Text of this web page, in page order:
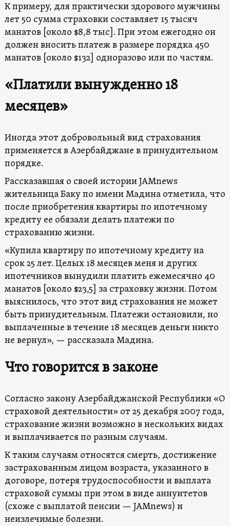
К примеру, для практически здорового мужчины
лет 50 сумма страховки составляет 15 тысяч
манатов [около $8,8 тыс]. При этом ежегодно он
должен вносить платеж в размере порядка 450
манатов [около $132] одноразово или по частям.
«Платили вынужденно 18
месяцев»
Иногда этот добровольный вид страхования
применяется в Азербайджане в принудительном
порядке.
Рассказавшая о своей истории JAMnews
жительница Баку по имени Мадина отметила, что
после приобретения квартиры по ипотечному
кредиту ее обязали делать платежи по
страхованию жизни.
«Купила квартиру по ипотечному кредиту на
срок 25 лет. Целых 18 месяцев меня и других
ипотечников вынудили платить ежемесячно 40
манатов [около $23,5] за страховку жизни. Потом
выяснилось, что этот вид страхования не может
быть принудительным. Платежи остановили, но
выплаченные в течение 18 месяцев деньги никто
не вернул», — рассказала Мадина.
Что говорится в законе
Согласно закону Азербайджанской Республики «О
страховой деятельности» от 25 декабря 2007 года,
страхование жизни возможно в нескольких видах
и выплачивается по разным случаям.
К таким случаям относятся смерть, достижение
застрахованным лицом возраста, указанного в
договоре, потеря трудоспособности и выплата
страховой суммы при этом в виде аннуитетов
(схоже с выплатой пенсии — JAMnews) и
неизлечимые болезни.